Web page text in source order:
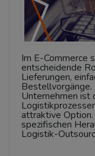
Im E-Commerce
entscheidende
Lieferungen,
Bestellvorgänge.
Unternehmen ist
attraktive
spezifischen
Logistik-